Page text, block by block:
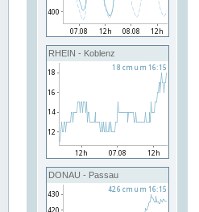
RHEIN - Koblenz
DONAU - Passau